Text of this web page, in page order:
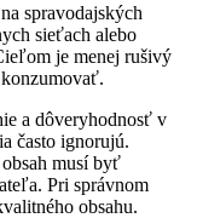
spravodajských
sieťach alebo
je menej rušivý
a dôveryhodnosť v
často ignorujú.
musí byť
Pri správnom
obsahu.